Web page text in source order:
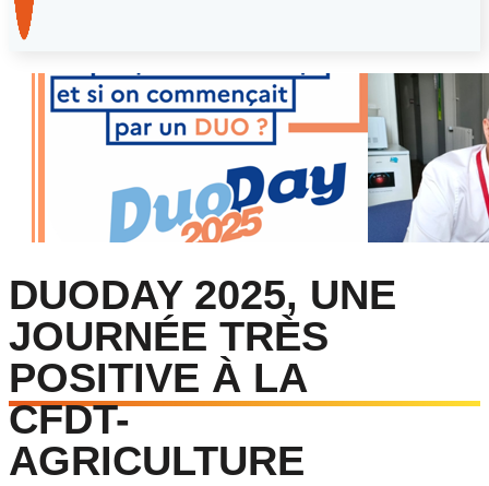
DUODAY 2025, UNE
JOURNÉE TRÈS
POSITIVE À LA
CFDT-
AGRICULTURE